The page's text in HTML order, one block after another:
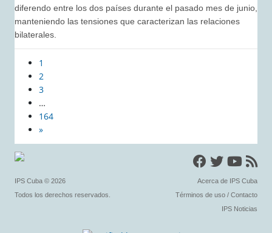
diferendo entre los dos países durante el pasado mes de junio,
manteniendo las tensiones que caracterizan las relaciones
bilaterales.
1
2
3
…
164
»
IPS Cuba © 2026
Acerca de IPS Cuba
Todos los derechos reservados.
Términos de uso / Contacto
IPS Noticias